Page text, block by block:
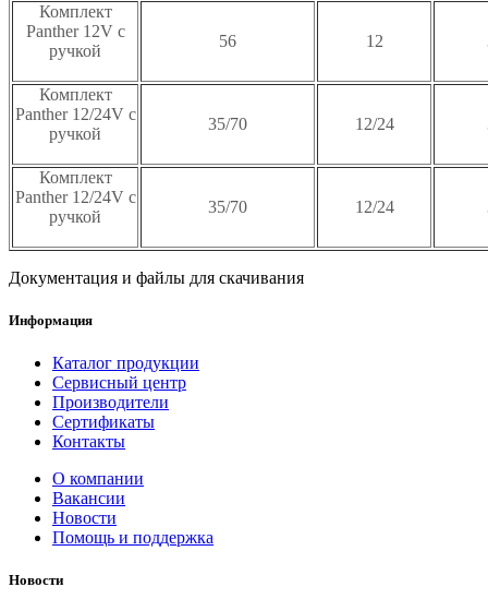
Комплект
Panther 12V с
ручкой
56 12
Комплект
Panther 12/24V с
ручкой
35/70 12/24
Комплект
Panther 12/24V с
ручкой
35/70 12/24
Документация и файлы для скачивания
Информация
Каталог продукции
Сервисный центр
Производители
Сертификаты
Контакты
О компании
Вакансии
Новости
Помощь и поддержка
Новости